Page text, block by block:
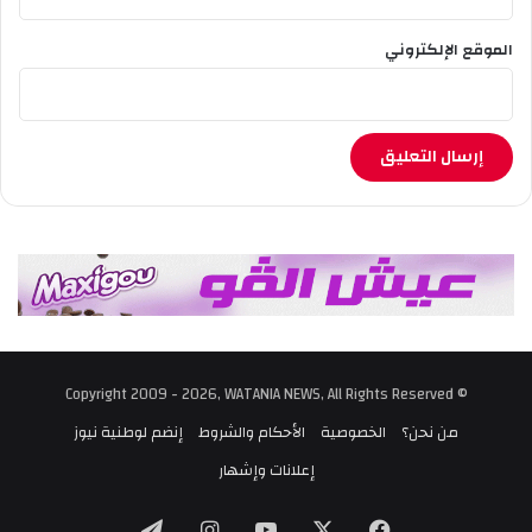
الموقع الإلكتروني
© Copyright 2009 - 2026, WATANIA NEWS, All Rights Reserved
من نحن؟
الخصوصية الأحكام والشروط إنضم لوطنية نيوز
إعلانات وإشهار